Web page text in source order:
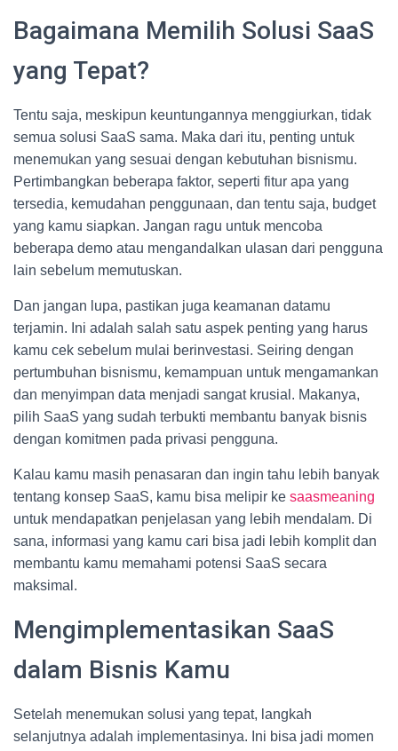
Bagaimana Memilih Solusi SaaS
yang Tepat?
Tentu saja, meskipun keuntungannya menggiurkan, tidak
semua solusi SaaS sama. Maka dari itu, penting untuk
menemukan yang sesuai dengan kebutuhan bisnismu.
Pertimbangkan beberapa faktor, seperti fitur apa yang
tersedia, kemudahan penggunaan, dan tentu saja, budget
yang kamu siapkan. Jangan ragu untuk mencoba
beberapa demo atau mengandalkan ulasan dari pengguna
lain sebelum memutuskan.
Dan jangan lupa, pastikan juga keamanan datamu
terjamin. Ini adalah salah satu aspek penting yang harus
kamu cek sebelum mulai berinvestasi. Seiring dengan
pertumbuhan bisnismu, kemampuan untuk mengamankan
dan menyimpan data menjadi sangat krusial. Makanya,
pilih SaaS yang sudah terbukti membantu banyak bisnis
dengan komitmen pada privasi pengguna.
Kalau kamu masih penasaran dan ingin tahu lebih banyak
tentang konsep SaaS, kamu bisa melipir ke saasmeaning
untuk mendapatkan penjelasan yang lebih mendalam. Di
sana, informasi yang kamu cari bisa jadi lebih komplit dan
membantu kamu memahami potensi SaaS secara
maksimal.
Mengimplementasikan SaaS
dalam Bisnis Kamu
Setelah menemukan solusi yang tepat, langkah
selanjutnya adalah implementasinya. Ini bisa jadi momen